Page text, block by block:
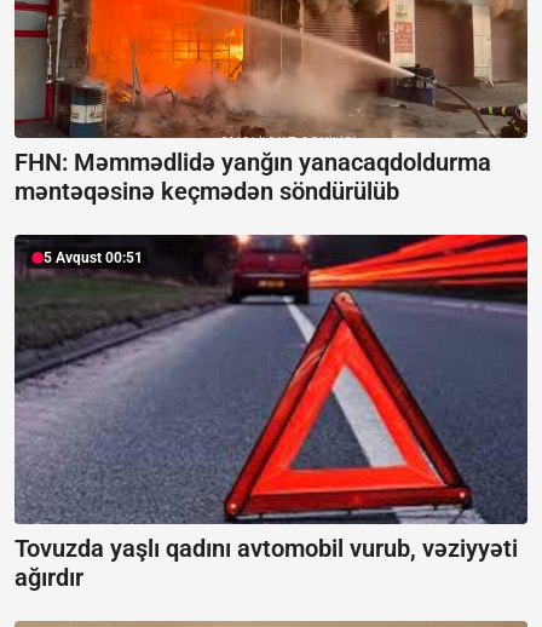
FHN: Məmmədlidə yanğın yanacaqdoldurma
məntəqəsinə keçmədən söndürülüb
5 Avqust 00:51
Tovuzda yaşlı qadını avtomobil vurub, vəziyyəti
ağırdır